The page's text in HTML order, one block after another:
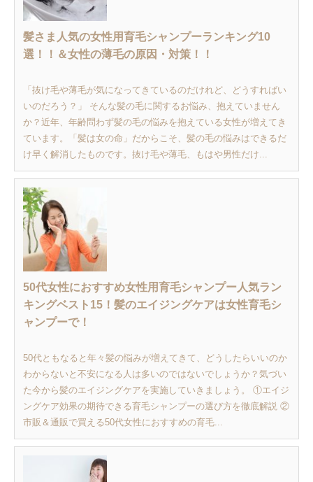
髪さま人気の女性用育毛シャンプーランキング10
選！！＆女性の薄毛の原因・対策！！
「抜け毛や薄毛が気になってきているのだけれど、どうすればい
いのだろう？」 そんな髪の毛に関するお悩み、抱えていません
か？近年、年齢問わず髪の毛の悩みを抱えている女性が増えてき
ています。「髪は女の命」だからこそ、髪の毛の悩みはできるだ
け早く解消したものです。抜け毛や薄毛、もはや男性だけ...
50代女性におすすめ女性用育毛シャンプー人気ラン
キングベスト15！髪のエイジングケアは女性育毛シ
ャンプーで！
50代ともなると年々髪の悩みが増えてきて、どうしたらいいのか
わからないと不安になる人は多いのではないでしょうか？気づい
た今から髪のエイジングケアを実施していきましょう。 ①エイジ
ングケア効果の期待できる育毛シャンプーの選び方を徹底解説 ②
市販＆通販で買える50代女性におすすめの育毛...